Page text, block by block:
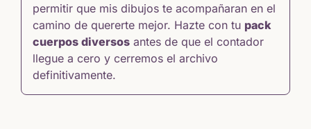
permitir que mis dibujos te acompañaran en el
camino de quererte mejor. Hazte con tu pack
cuerpos diversos antes de que el contador
llegue a cero y cerremos el archivo
definitivamente.